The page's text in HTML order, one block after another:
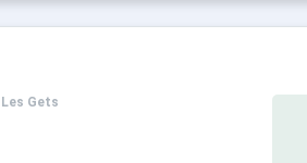
Les Gets